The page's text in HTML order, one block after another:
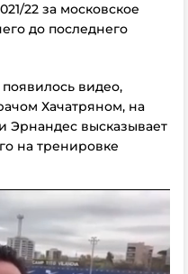
22 за московское
до последнего
видео,
Хачатряном, на
Эрнандес высказывает
на тренировке